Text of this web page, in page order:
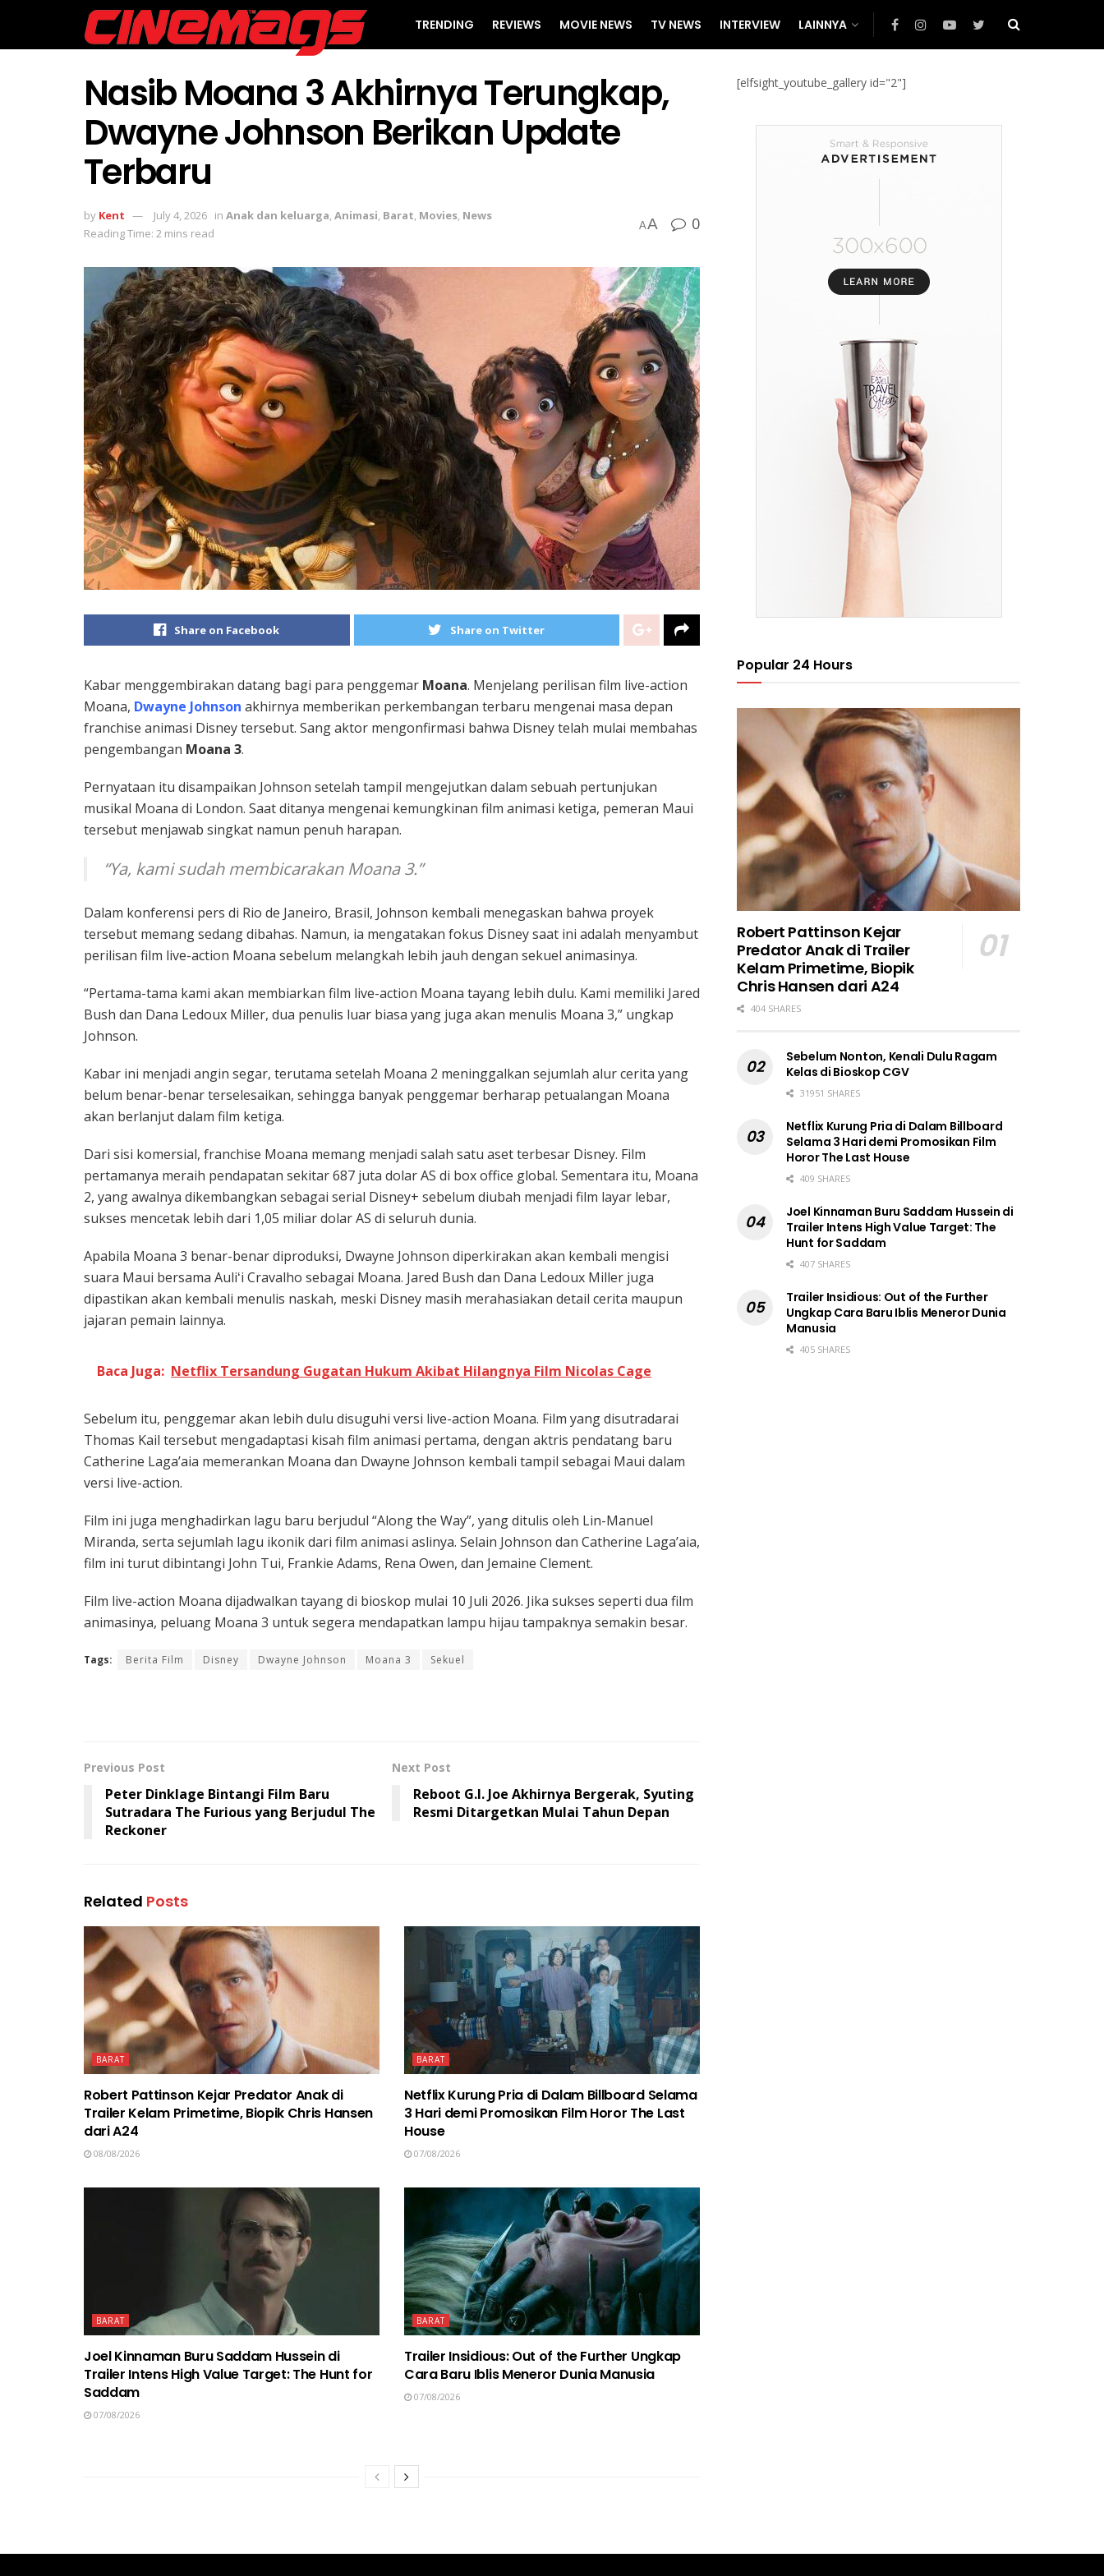
TRENDING REVIEWS MOVIE NEWS TV NEWS INTERVIEW LAINNYA
Nasib Moana 3 Akhirnya Terungkap,
Dwayne Johnson Berikan Update
Terbaru
by Kent July 4, 2026 in Anak dan keluarga,Animasi, Barat, Movies, News
Reading Time: 2 mins read
AA 0
Share on Facebook Share on Twitter
Kabar menggembirakan datang bagi para penggemar Moana. Menjelang perilisan film live-action
Moana, Dwayne Johnson akhirnya memberikan perkembangan terbaru mengenai masa depan
franchise animasi Disney tersebut. Sang aktor mengonfirmasi bahwa Disney telah mulai membahas
pengembangan Moana 3.
Pernyataan itu disampaikan Johnson setelah tampil mengejutkan dalam sebuah pertunjukan
musikal Moana di London. Saat ditanya mengenai kemungkinan film animasi ketiga, pemeran Maui
tersebut menjawab singkat namun penuh harapan.
“Ya, kami sudah membicarakan Moana 3.”
Dalam konferensi pers di Rio de Janeiro, Brasil, Johnson kembali menegaskan bahwa proyek
tersebut memang sedang dibahas. Namun, ia mengatakan fokus Disney saat ini adalah menyambut
perilisan film live-action Moana sebelum melangkah lebih jauh dengan sekuel animasinya.
“Pertama-tama kami akan membiarkan film live-action Moana tayang lebih dulu. Kami memiliki Jared
Bush dan Dana Ledoux Miller, dua penulis luar biasa yang juga akan menulis Moana 3,” ungkap
Johnson.
Kabar ini menjadi angin segar, terutama setelah Moana 2 meninggalkan sejumlah alur cerita yang
belum benar-benar terselesaikan, sehingga banyak penggemar berharap petualangan Moana
akan berlanjut dalam film ketiga.
Dari sisi komersial, franchise Moana memang menjadi salah satu aset terbesar Disney. Film
pertamanya meraih pendapatan sekitar 687 juta dolar AS di box office global. Sementara itu, Moana
2, yang awalnya dikembangkan sebagai serial Disney+ sebelum diubah menjadi film layar lebar,
sukses mencetak lebih dari 1,05 miliar dolar AS di seluruh dunia.
Apabila Moana 3 benar-benar diproduksi, Dwayne Johnson diperkirakan akan kembali mengisi
suara Maui bersama Auliʻi Cravalho sebagai Moana. Jared Bush dan Dana Ledoux Miller juga
dipastikan akan kembali menulis naskah, meski Disney masih merahasiakan detail cerita maupun
jajaran pemain lainnya.
Baca Juga: Netflix Tersandung Gugatan Hukum Akibat Hilangnya Film Nicolas Cage
Sebelum itu, penggemar akan lebih dulu disuguhi versi live-action Moana. Film yang disutradarai
Thomas Kail tersebut mengadaptasi kisah film animasi pertama, dengan aktris pendatang baru
Catherine Laga’aia memerankan Moana dan Dwayne Johnson kembali tampil sebagai Maui dalam
versi live-action.
Film ini juga menghadirkan lagu baru berjudul “Along the Way”, yang ditulis oleh Lin-Manuel
Miranda, serta sejumlah lagu ikonik dari film animasi aslinya. Selain Johnson dan Catherine Laga’aia,
film ini turut dibintangi John Tui, Frankie Adams, Rena Owen, dan Jemaine Clement.
Film live-action Moana dijadwalkan tayang di bioskop mulai 10 Juli 2026. Jika sukses seperti dua film
animasinya, peluang Moana 3 untuk segera mendapatkan lampu hijau tampaknya semakin besar.
Tags: Berita Film Disney Dwayne Johnson Moana 3 Sekuel
Previous Post
Peter Dinklage Bintangi Film Baru
Sutradara The Furious yang Berjudul The
Reckoner
Next Post
Reboot G.I. Joe Akhirnya Bergerak, Syuting
Resmi Ditargetkan Mulai Tahun Depan
Related Posts
BARAT
Robert Pattinson Kejar Predator Anak di
Trailer Kelam Primetime, Biopik Chris Hansen
dari A24
08/08/2026
BARAT
Netflix Kurung Pria di Dalam Billboard Selama
3 Hari demi Promosikan Film Horor The Last
House
07/08/2026
BARAT
Joel Kinnaman Buru Saddam Hussein di
Trailer Intens High Value Target: The Hunt for
Saddam
07/08/2026
BARAT
Trailer Insidious: Out of the Further Ungkap
Cara Baru Iblis Meneror Dunia Manusia
07/08/2026
[elfsight_youtube_gallery id="2"]
Popular 24 Hours
Robert Pattinson Kejar
Predator Anak di Trailer
Kelam Primetime, Biopik
Chris Hansen dari A24
404 SHARES
Sebelum Nonton, Kenali Dulu Ragam
Kelas di Bioskop CGV
31951 SHARES
Netflix Kurung Pria di Dalam Billboard
Selama 3 Hari demi Promosikan Film
Horor The Last House
409 SHARES
Joel Kinnaman Buru Saddam Hussein di
Trailer Intens High Value Target: The
Hunt for Saddam
407 SHARES
Trailer Insidious: Out of the Further
Ungkap Cara Baru Iblis Meneror Dunia
Manusia
405 SHARES